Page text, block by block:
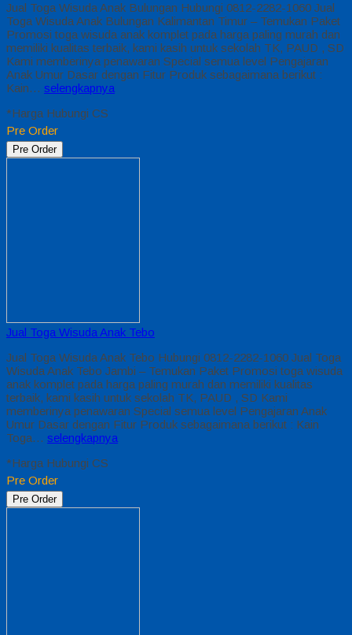
Jual Toga Wisuda Anak Bulungan Hubungi 0812-2282-1060 Jual
Toga Wisuda Anak Bulungan Kalimantan Timur – Temukan Paket
Promosi toga wisuda anak komplet pada harga paling murah dan
memiliki kualitas terbaik, kami kasih untuk sekolah TK, PAUD , SD
Kami memberinya penawaran Special semua level Pengajaran
Anak Umur Dasar dengan Fitur Produk sebagaimana berikut :
Kain… selengkapnya
*Harga Hubungi CS
Pre Order
Pre Order
Jual Toga Wisuda Anak Tebo
Jual Toga Wisuda Anak Tebo Hubungi 0812-2282-1060 Jual Toga
Wisuda Anak Tebo Jambi – Temukan Paket Promosi toga wisuda
anak komplet pada harga paling murah dan memiliki kualitas
terbaik, kami kasih untuk sekolah TK, PAUD , SD Kami
memberinya penawaran Special semua level Pengajaran Anak
Umur Dasar dengan Fitur Produk sebagaimana berikut : Kain
Toga… selengkapnya
*Harga Hubungi CS
Pre Order
Pre Order